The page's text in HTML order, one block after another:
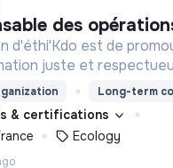
des
d'éthi'Kdo est de
juste et
et de la planète
Long-term
& certifications
Ecology